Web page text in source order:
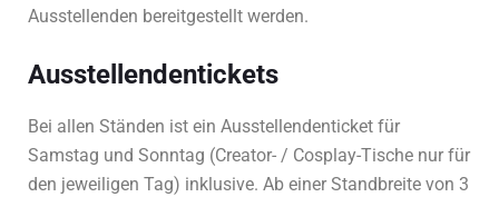
Ausstellenden bereitgestellt werden.
Ausstellendentickets
Bei allen Ständen ist ein Ausstellendenticket für
Samstag und Sonntag (Creator- / Cosplay-Tische nur für
den jeweiligen Tag) inklusive. Ab einer Standbreite von 3